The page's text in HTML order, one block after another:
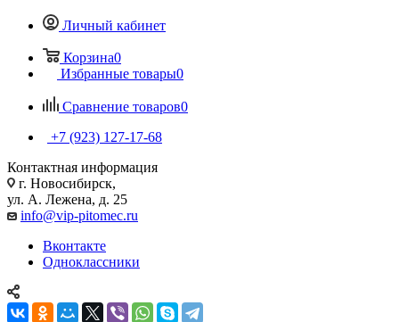
Личный кабинет
Корзина0
Избранные товары0
Сравнение товаров0
+7 (923) 127-17-68
Контактная информация
г. Новосибирск,
ул. А. Лежена, д. 25
info@vip-pitomec.ru
Вконтакте
Одноклассники